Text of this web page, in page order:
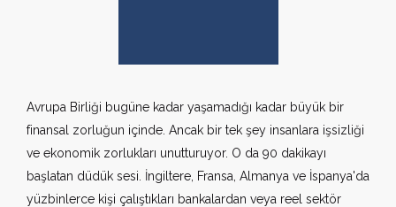
Avrupa Birliği bugüne kadar yaşamadığı kadar büyük bir
finansal zorluğun içinde. Ancak bir tek şey insanlara işsizliği
ve ekonomik zorlukları unutturuyor. O da 90 dakikayı
başlatan düdük sesi. İngiltere, Fransa, Almanya ve İspanya'da
yüzbinlerce kişi çalıştıkları bankalardan veya reel sektör